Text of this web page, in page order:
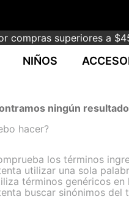
compras superiores a
NIÑOS
ningún
hacer?
los términos
utilizar una sola
términos genéricos en
buscar sinónimos del